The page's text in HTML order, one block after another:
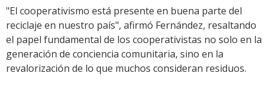
"El cooperativismo está presente en buena parte del
reciclaje en nuestro país", afirmó Fernández, resaltando
el papel fundamental de los cooperativistas no solo en la
generación de conciencia comunitaria, sino en la
revalorización de lo que muchos consideran residuos.